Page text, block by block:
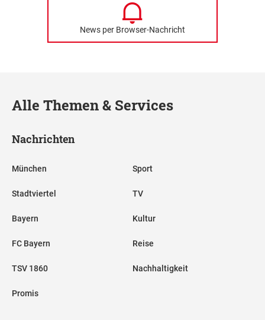
News per Browser-Nachricht
Alle Themen & Services
Nachrichten
München
Stadtviertel
Bayern
FC Bayern
TSV 1860
Promis
Sport
TV
Kultur
Reise
Nachhaltigkeit